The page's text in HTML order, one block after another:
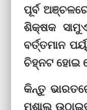
ପୂର୍ବ
ଶିକ୍ଷକ
ବର୍ତ୍ତମାନ
ଚିହ୍ନଟ ହୋଇ
କିନ୍ତୁ
ମଶାଲ